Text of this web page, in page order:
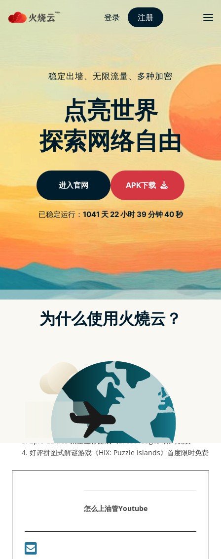
至
正
文 protonvpn下载
高难度平台游戏《Puzzling Peaks EXE》限时
《Puzzling Peaks EXE》是一款甫推出的高难度平台游戏，游戏
在 App Store 正开放限时免费下载，不过不建议玩家轻易尝试，
折的人体验。
有了开头的警语，可以看出游戏开发者对《Puzzling Peaks
EXE》的刁钻程度有所自信。而游戏里逾百道的关卡也会尽责地
给予高难度挑战，毕竟在游戏中只要错失一个时机，都有可能导
致你必须重新开始关卡。
不过游戏的实际玩法并不复杂，透过点击左、右萤幕，就可以旋
转关卡中的所有机关，你要做的就只是掌握好机关的特性，让它
们在适当的时间转向适当的位置，一步步地将主角 Knightly 送往
相关文章
快速制作精美棒形图 《BarChart Maker》限时免费
给你配色灵感 原价 US $1.99《好色相机》限时免费
Epic Games 太空生存游戏《Breathedge》限时免费
好评拼图式解谜游戏《HIX: Puzzle Islands》首度限时免费
怎么上油管youtube